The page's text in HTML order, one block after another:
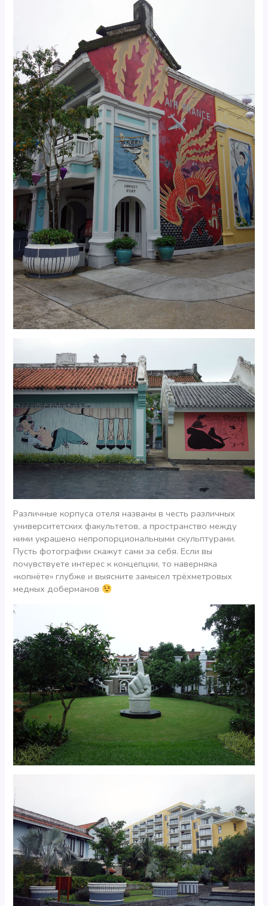
Различные корпуса отеля названы в честь различных
университетских факультетов, а пространство между
ними украшено непропорциональными скульптурами.
Пусть фотографии скажут сами за себя. Если вы
почувствуете интерес к концепции, то наверняка
«копнёте» глубже и выясните замысел трёхметровых
медных доберманов